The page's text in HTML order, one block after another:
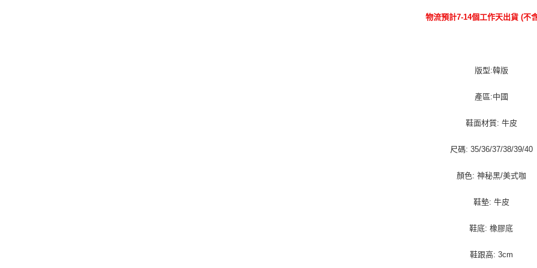
物流預計7-14個工作天出貨 (不
版型:韓版
產區:中國
鞋面材質: 牛皮
尺碼: 35/36/37/38/39/40
顏色: 神秘黑/美式咖
鞋墊: 牛皮
鞋底: 橡膠底
鞋跟高: 3cm